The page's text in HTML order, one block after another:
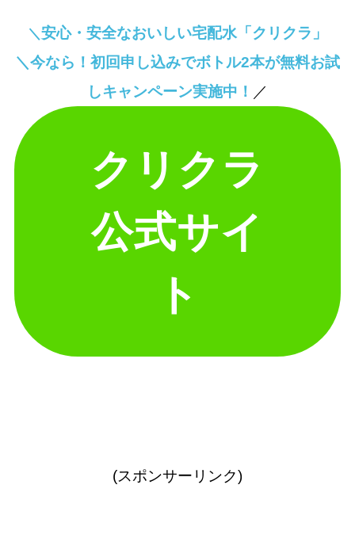
＼安心・安全なおいしい宅配水「クリクラ」
＼今なら！初回申し込みでボトル2本が無料お試
しキャンペーン実施中！ ／
クリクラ
公式サイ
ト
(スポンサーリンク)